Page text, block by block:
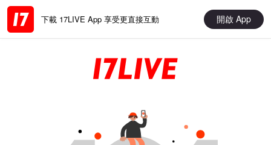
下載 17LIVE App 享受更直接互動 開啟 App